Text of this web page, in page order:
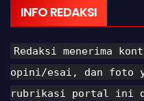
INFO REDAKSI
Redaksi menerima
opini/esai, dan foto
rubrikasi portal ini